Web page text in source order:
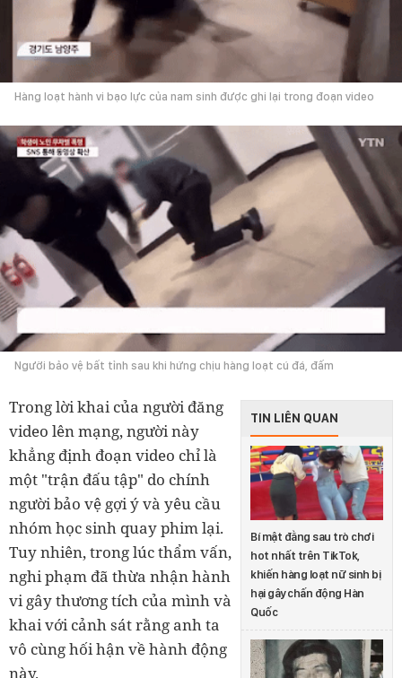
Hàng loạt hành vi bạo lực của nam sinh được ghi lại trong đoạn video
Người bảo vệ bất tỉnh sau khi hứng chịu hàng loạt cú đá, đấm
TIN LIÊN QUAN
Bí mật đằng sau trò chơi
hot nhất trên TikTok,
khiến hàng loạt nữ sinh bị
hại gây chấn động Hàn
Quốc
Trong lời khai của người đăng
video lên mạng, người này
khẳng định đoạn video chỉ là
một "trận đấu tập" do chính
người bảo vệ gợi ý và yêu cầu
nhóm học sinh quay phim lại.
Tuy nhiên, trong lúc thẩm vấn,
nghi phạm đã thừa nhận hành
vi gây thương tích của mình và
khai với cảnh sát rằng anh ta
vô cùng hối hận về hành động
này.